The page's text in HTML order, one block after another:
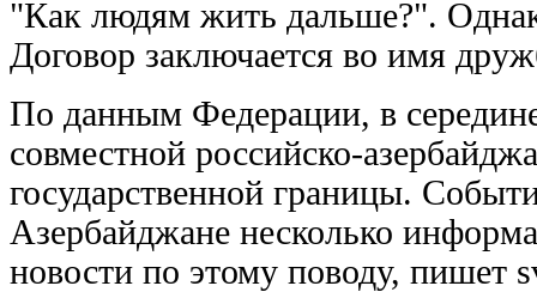
"Как людям жить дальше?".
Договор заключается во имя
По данным Федерации, в
совместной российско-
государственной границы.
Азербайджане несколько
новости по этому поводу, пишет